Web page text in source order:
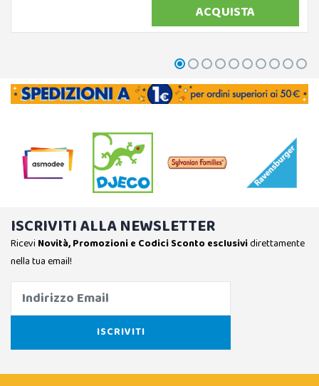
ACQUISTA
ISCRIVITI ALLA NEWSLETTER
Ricevi Novità, Promozioni e Codici Sconto esclusividirettamente
nella tua email!